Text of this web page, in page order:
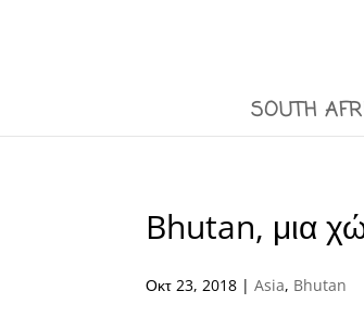
SOUTH
Bhutan, μια
Οκτ 23, 2018 |Asia, Bhutan